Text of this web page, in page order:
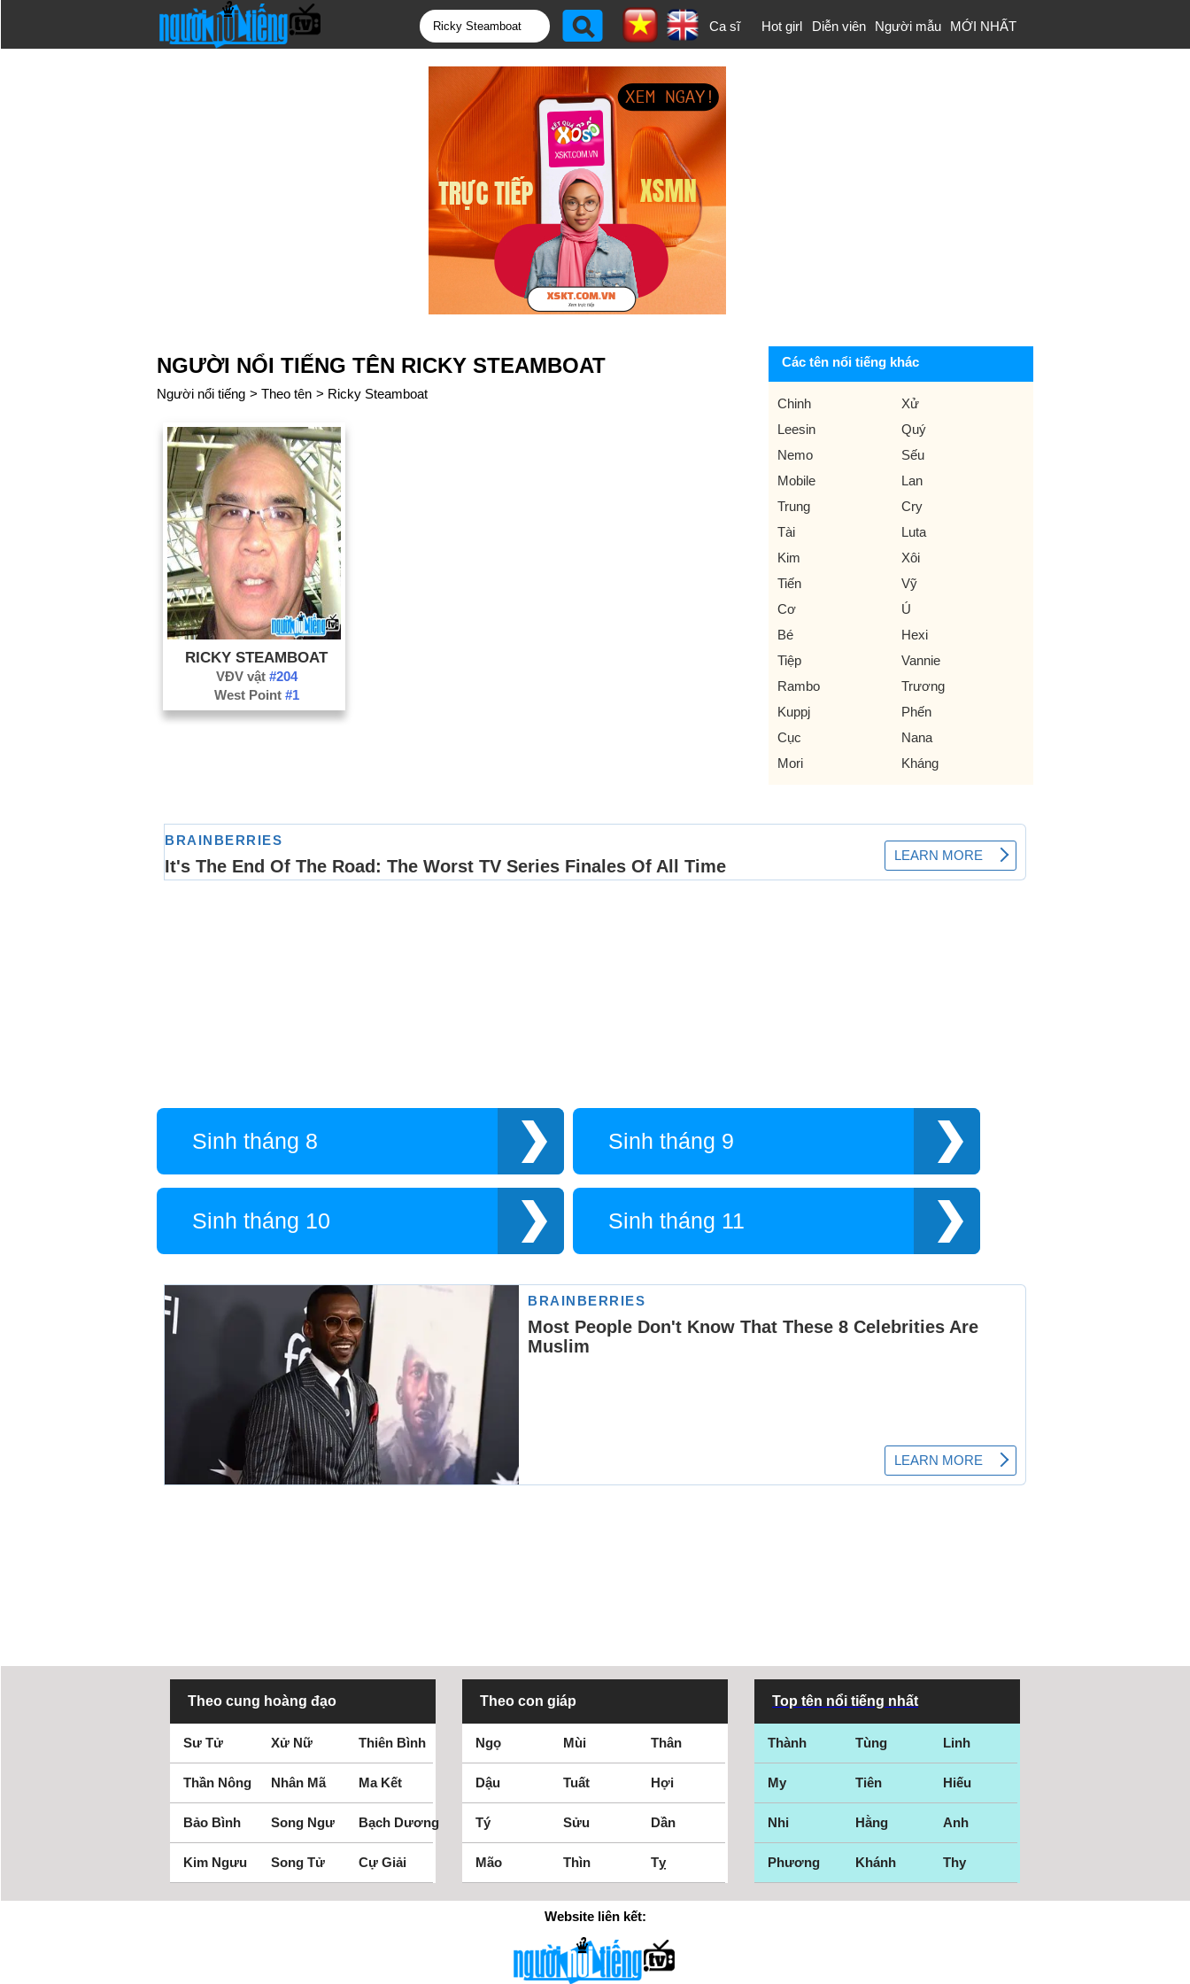
Ca sĩ Hot girl Diễn viên Người mẫu MỚI NHẤT
NGƯỜI NỔI TIẾNG TÊN RICKY STEAMBOAT
Người nổi tiếng > Theo tên > Ricky Steamboat
RICKY STEAMBOAT
VĐV vật #204
West Point #1
Các tên nổi tiếng khác
Chinh
Xử
Leesin
Quý
Nemo
Sếu
Mobile
Lan
Trung
Cry
Tài
Luta
Kim
Xôi
Tiến
Vỹ
Cơ
Ú
Bé
Hexi
Tiệp
Vannie
Rambo
Trương
Kuppj
Phến
Cục
Nana
Mori
Kháng
Sinh tháng 8 Sinh tháng 9
Sinh tháng 10 Sinh tháng 11
Theo cung hoàng đạo
Sư Tử Xử Nữ Thiên Bình
Thần Nông Nhân Mã Ma Kết
Bảo Bình Song Ngư Bạch Dương
Kim Ngưu Song Tử Cự Giải
Theo con giáp
Ngọ Mùi Thân
Dậu Tuất Hợi
Tý Sửu Dần
Mão Thìn Tỵ
Top tên nổi tiếng nhất
Thành Tùng Linh
My Tiên Hiếu
Nhi Hằng Anh
Phương Khánh Thy
Website liên kết: